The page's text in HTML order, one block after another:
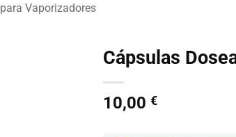
Vaporizadores
Cápsulas
10,00 €